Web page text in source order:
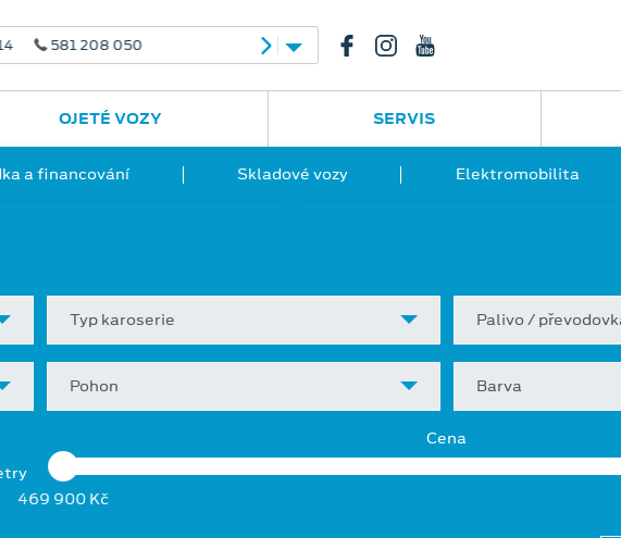
050
a financování Skladové vozy Elektromobilita
OJETÉ VOZY SERVIS
Typ karoserie Palivo /
Pohon Barva
Cena
469 900 Kč